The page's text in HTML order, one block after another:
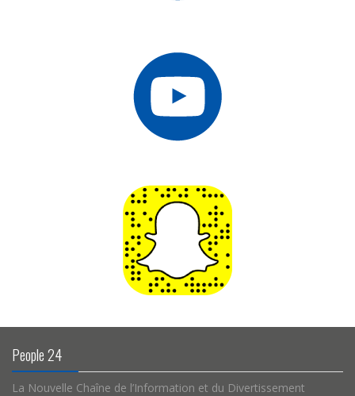
People 24
La Nouvelle Chaîne de l’Information et du Divertissement